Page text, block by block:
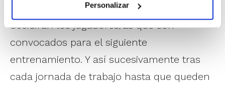
Personalizar
A partir de ahora, los técnicos FBCV
decidirán los jugadores/as que son
convocados para el siguiente
entrenamiento. Y así sucesivamente tras
cada jornada de trabajo hasta que queden